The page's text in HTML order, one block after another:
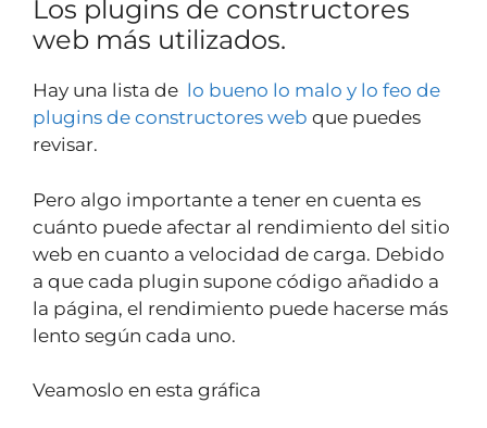
Los plugins de constructores
web más utilizados.
Hay una lista de lo bueno lo malo y lo feo de
plugins de constructores web que puedes
revisar.
Pero algo importante a tener en cuenta es
cuánto puede afectar al rendimiento del sitio
web en cuanto a velocidad de carga. Debido
a que cada plugin supone código añadido a
la página, el rendimiento puede hacerse más
lento según cada uno.
Veamoslo en esta gráfica